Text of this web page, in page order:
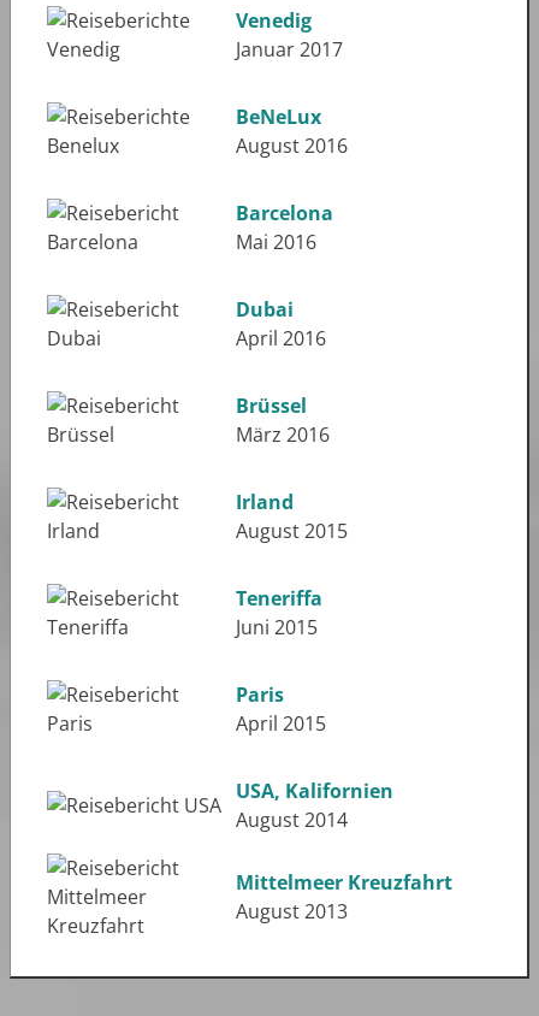
Venedig
Januar 2017
BeNeLux
August 2016
Barcelona
Mai 2016
Dubai
April 2016
Brüssel
März 2016
Irland
August 2015
Teneriffa
Juni 2015
Paris
April 2015
USA, Kalifornien
August 2014
Mittelmeer Kreuzfahrt
August 2013